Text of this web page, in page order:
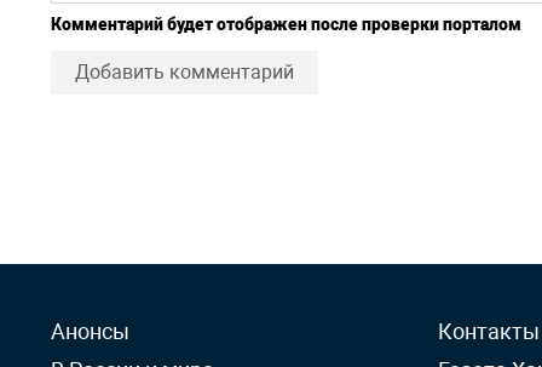
Комментарий будет отображен после проверки порталом
Добавить комментарий
Анонсы
Контакты